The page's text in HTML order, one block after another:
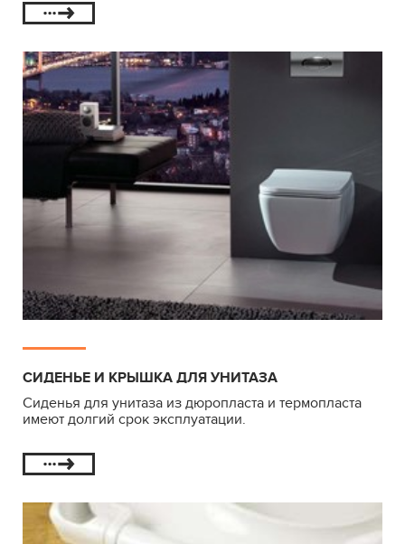
СИДЕНЬЕ И КРЫШКА ДЛЯ УНИТАЗА
Сиденья для унитаза из дюропласта и термопласта
имеют долгий срок эксплуатации.